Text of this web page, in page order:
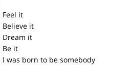
Feel it
Believe it
Dream it
Be it
I was born to be somebody